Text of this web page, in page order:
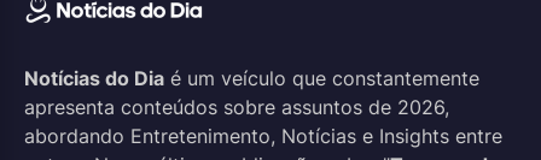
Notícias do Dia é um veículo que constantemente
apresenta conteúdos sobre assuntos de 2026,
abordando Entretenimento, Notícias e Insights entre